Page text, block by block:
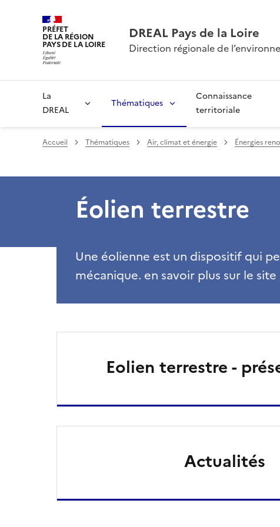
PRÉFET
DE LA RÉGION
PAYS DE LA LOIRE
DREAL Pays de la Loire
Direction régionale de
La
DREAL
Thématiques
Connaissance
territoriale
Accueil Thématiques Air, climat et énergie Énergies
Éolien terrestre
Une éolienne est un dispositif qui
mécanique. en savoir plus sur le
Eolien terrestre -
Actualités